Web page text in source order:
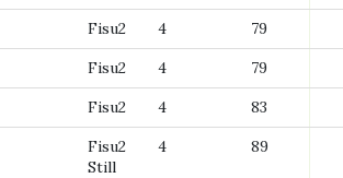
Fisu2 4
79
Fisu2 4
79
Fisu2 4
83
Fisu2
Still
4 89